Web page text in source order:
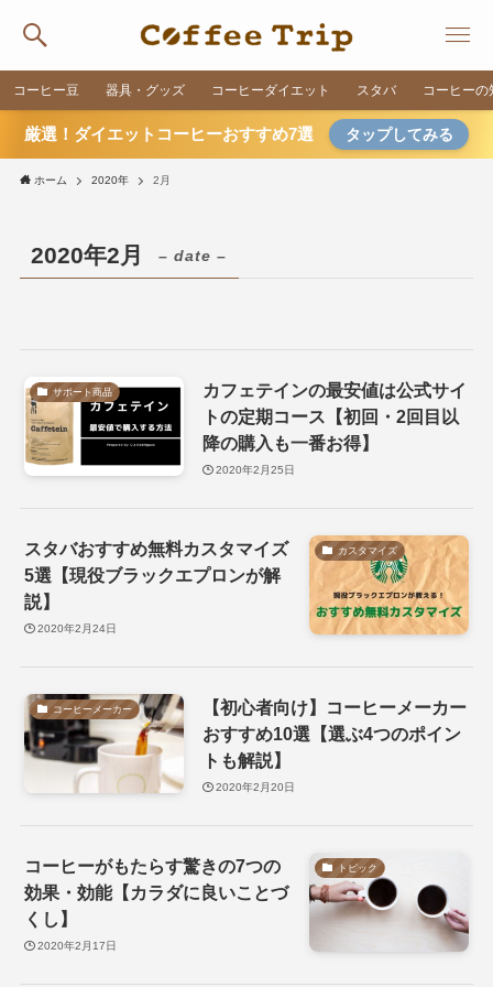
コーヒー豆 器具・グッズ コーヒーダイエット スタバ コーヒーの
厳選！ダイエットコーヒーおすすめ7選 タップしてみる
ホーム 2020年 2月
2020年2月 – date –
サポート商品
カフェテインの最安値は公式サイ
トの定期コース【初回・2回目以
降の購入も一番お得】
2020年2月25日
カスタマイズ
スタバおすすめ無料カスタマイズ
5選【現役ブラックエプロンが解
説】
2020年2月24日
コーヒーメーカー
【初心者向け】コーヒーメーカー
おすすめ10選【選ぶ4つのポイン
トも解説】
2020年2月20日
トピック
コーヒーがもたらす驚きの7つの
効果・効能【カラダに良いことづ
くし】
2020年2月17日